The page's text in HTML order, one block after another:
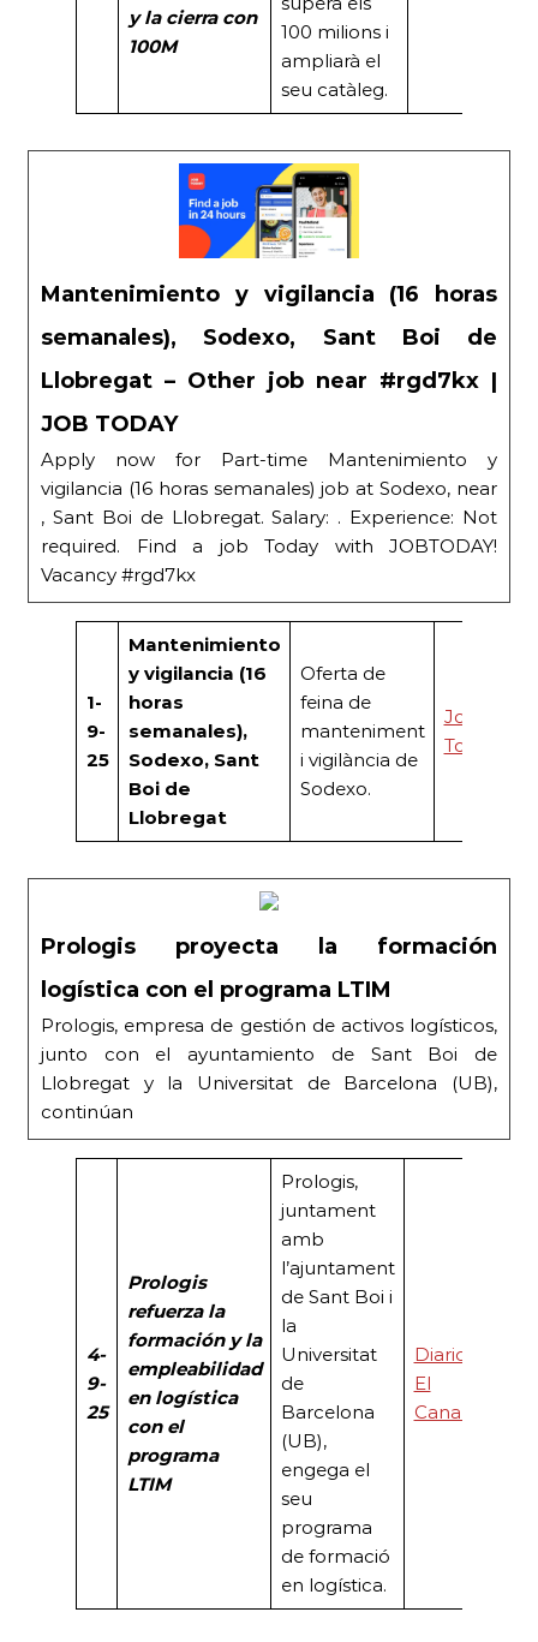
y la cierra con
100M
100 milions i
ampliarà el
seu catàleg.
Mantenimiento y vigilancia (16 horas
semanales), Sodexo, Sant Boi de
Llobregat – Other job near #rgd7kx |
JOB TODAY
Apply now for Part-time Mantenimiento y
vigilancia (16 horas semanales) job at Sodexo, near
, Sant Boi de Llobregat. Salary: . Experience: Not
required. Find a job Today with JOBTODAY!
Vacancy #rgd7kx
1-
9-
25
Mantenimiento
y vigilancia (16
horas
semanales),
Sodexo, Sant
Boi de
Llobregat
Oferta de
feina de
manteniment
i vigilància de
Sodexo.
Job
Today
Prologis proyecta la formación
logística con el programa LTIM
Prologis, empresa de gestión de activos logísticos,
junto con el ayuntamiento de Sant Boi de
Llobregat y la Universitat de Barcelona (UB),
continúan
4-
9-
25
Prologis
refuerza la
formación y la
empleabilidad
en logística
con el
programa
LTIM
Prologis,
juntament
amb
l’ajuntament
de Sant Boi i
la
Universitat
de
Barcelona
(UB),
engega el
seu
programa
de formació
en logística.
Diario
El
Canal